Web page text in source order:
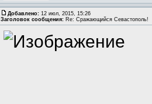
Добавлено: 12 июл, 2015, 15:26
Заголовок сообщения: Re: Сражающийся Севастополь!